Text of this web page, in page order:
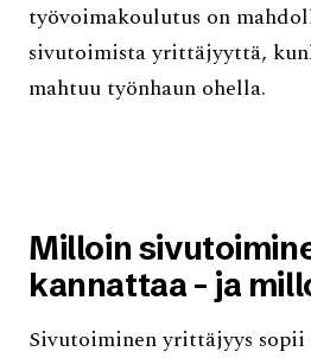
työvoimakoulutus on
sivutoimista yrittäjyyttä,
mahtuu työnhaun ohella.
Milloin
kannattaa - ja
Sivutoiminen yrittäjyys